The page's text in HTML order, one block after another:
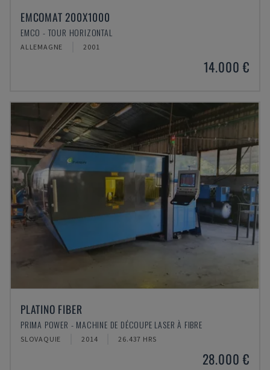
EMCOMAT 200X1000
EMCO - TOUR HORIZONTAL
ALLEMAGNE 2001
14.000 €
PLATINO FIBER
PRIMA POWER - MACHINE DE DÉCOUPE LASER À FIBRE
SLOVAQUIE 2014 26.437 HRS
28.000 €